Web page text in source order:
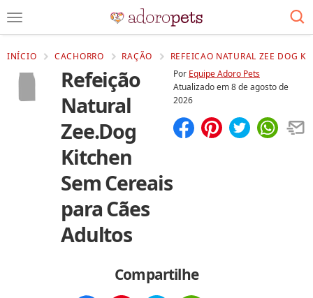
INÍCIO CACHORRO RAÇÃO REFEICAO NATURAL ZEE DOG
Refeição
Natural
Zee.Dog
Kitchen
Sem Cereais
para Cães
Adultos
Por Equipe Adoro Pets
Atualizado em8 de agosto de
2026
Compartilhe